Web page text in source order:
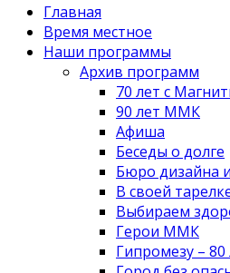
Главная
Время местное
Наши программы
Архив программ
70 лет с
90 лет ММК
Афиша
Беседы о долге
Бюро дизайна
В своей
Выбираем
Герои ММК
Гипромезу – 80